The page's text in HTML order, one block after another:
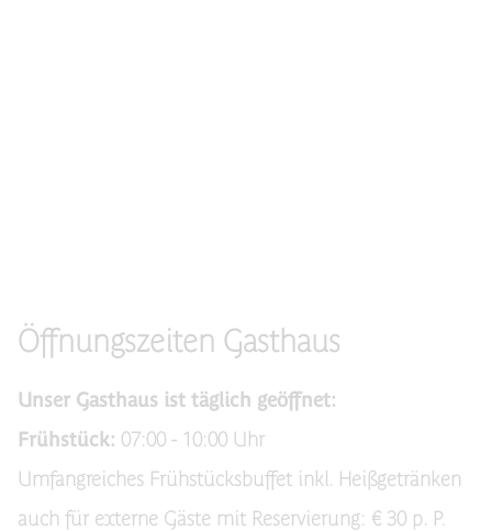
Öffnungszeiten Gasthaus
Unser Gasthaus ist täglich geöffnet:
Frühstück: 07:00 - 10:00 Uhr
Umfangreiches Frühstücksbuffet inkl. Heißgetränken
auch für externe Gäste mit Reservierung: € 30 p. P.